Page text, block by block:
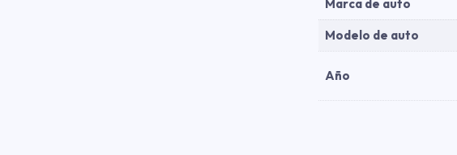
Marca de auto
Modelo de auto
Año